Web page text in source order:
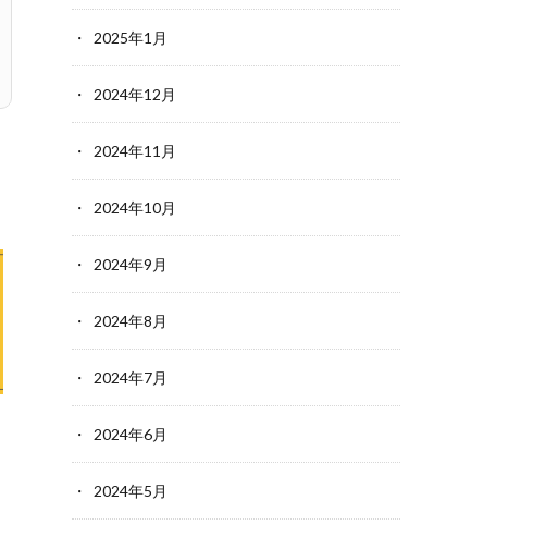
2025年1月
2024年12月
2024年11月
2024年10月
2024年9月
2024年8月
2024年7月
2024年6月
2024年5月